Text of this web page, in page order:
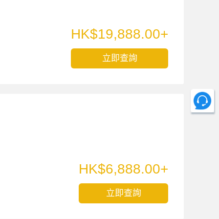
HK$19,888.00+
立即查詢
HK$6,888.00+
立即查詢